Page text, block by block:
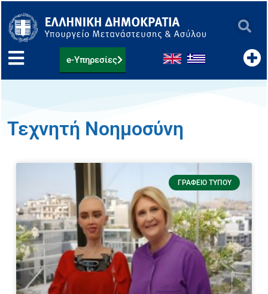
στο
περιεχόμενο
e-Υπηρεσίες
Τεχνητή Νοημοσύνη
ΓΡΑΦΕΊΟ ΤΎΠΟΥ